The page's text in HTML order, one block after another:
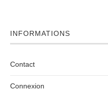
INFORMATIONS
Contact
Connexion